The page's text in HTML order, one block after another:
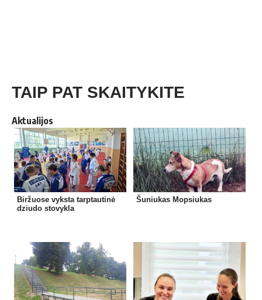
TAIP PAT SKAITYKITE
Aktualijos
Biržuose vyksta tarptautinė
dziudo stovykla
Šuniukas Mopsiukas